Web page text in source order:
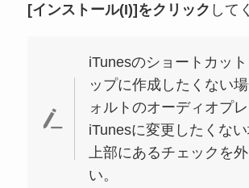
[インストール(I)]をクリック して
iTunesのショートカッ
ップに作成したくない
ォルトのオーディオプ
iTunesに変更したくな
上部にあるチェックを
い。